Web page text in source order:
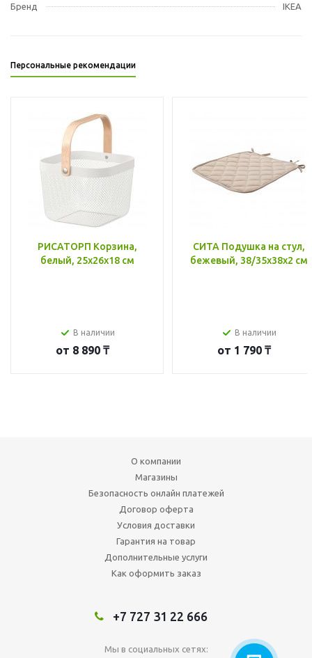
Бренд IKEA
Персональные рекомендации
РИСАТОРП Корзина,
белый, 25x26x18 см
В наличии
от 8 890 ₸
СИТА Подушка на стул,
бежевый, 38/35x38x2 см
В наличии
от 1 790 ₸
О компании
Магазины
Безопасность онлайн платежей
Договор оферта
Условия доставки
Гарантия на товар
Дополнительные услуги
Как оформить заказ
+7 727 31 22 666
Мы в социальных сетях: